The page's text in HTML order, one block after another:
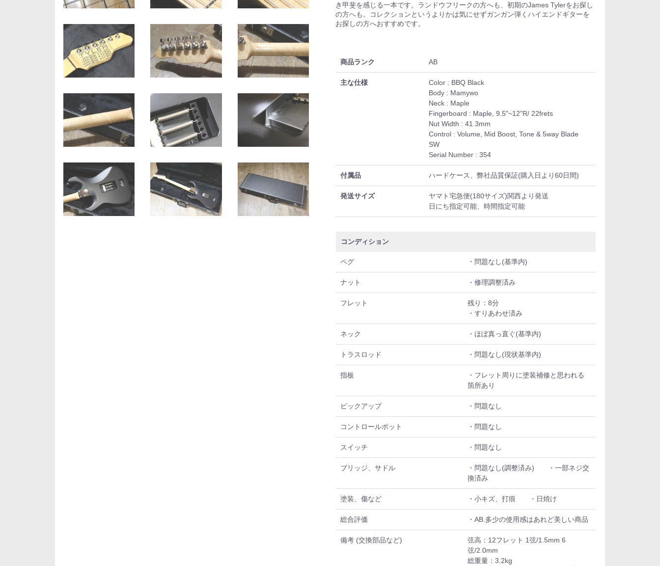
き甲斐を感じる一本です。ランドウフリークの方へも、初期のJames Tylerをお探し
の方へも。コレクションというよりかは気にせずガンガン弾くハイエンドギターを
お探しの方へおすすめです。
商品ランク AB
主な仕様
Color : BBQ Black
Body : Mamywo
Neck : Maple
Fingerboard : Maple, 9.5"~12"R/ 22frets
Nut Width : 41.3mm
Control : Volume, Mid Boost, Tone & 5way Blade
SW
Serial Number : 354
付属品 ハードケース、弊社品質保証(購入日より60日間)
発送サイズ
ヤマト宅急便(180サイズ)関西より発送
日にち指定可能、時間指定可能
コンディション
ペグ ・問題なし(基準内)
ナット ・修理調整済み
フレット
残り：8分
・すりあわせ済み
ネック ・ほぼ真っ直ぐ(基準内)
トラスロッド ・問題なし(現状基準内)
指板
・フレット周りに塗装補修と思われる
箇所あり
ピックアップ ・問題なし
コントロールポット ・問題なし
スイッチ ・問題なし
ブリッジ、サドル
・問題なし(調整済み) ・一部ネジ交
換済み
塗装、傷など ・小キズ、打痕 ・日焼け
総合評価 ・AB.多少の使用感はあれど美しい商品
備考 (交換部品など)
弦高：12フレット 1弦/1.5mm 6
弦/2.0mm
総重量：3.2kg